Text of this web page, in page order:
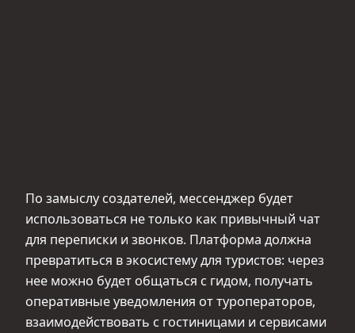
По замыслу создателей, мессенджер будет
использоваться не только как привычный чат
для переписки и звонков. Платформа должна
превратиться в экосистему для туристов: через
нее можно будет общаться с гидом, получать
оперативные уведомления от туроператоров,
взаимодействовать с гостиницами и сервисами